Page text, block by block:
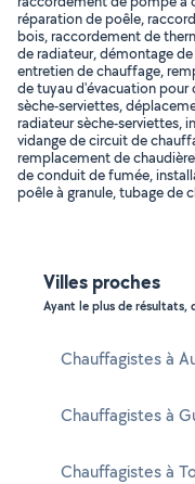
réparation de poêle,
bois, raccordement de
de radiateur, démontage
entretien de chauffage,
de tuyau d'évacuation
sèche-serviettes,
radiateur sèche-serviettes,
vidange de circuit de
remplacement de
de conduit de fumée,
poêle à granule, tubage de
Villes proches
Ayant le plus de résultats,
Chauffagistes à
Chauffagistes à
Chauffagistes à